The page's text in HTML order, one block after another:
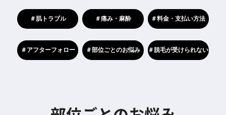
＃肌トラブル ＃痛み・麻酔 ＃料金・支払い方法
＃アフターフォロー ＃部位ごとのお悩み ＃脱毛が受けられない